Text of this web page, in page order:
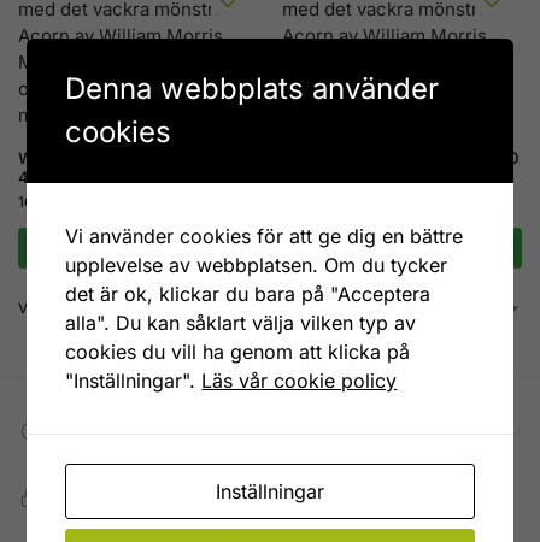
William Morris Acorn grön Mugg
400 ml
169
Lägg till i varukorg
William Morris Acorn Mugg 400
Lägg till i varukorg
Visar alla 6 resultat
Snabb, enkel och säker betalning
Betala allt direkt eller lite i taget med Walley
Denna webbplats använder
cookies
Vi använder cookies för att ge dig en bättre
upplevelse av webbplatsen. Om du tycker
det är ok, klickar du bara på "Acceptera
alla". Du kan såklart välja vilken typ av
cookies du vill ha genom att klicka på
"Inställningar". Läs vår cookie policy
Inställningar